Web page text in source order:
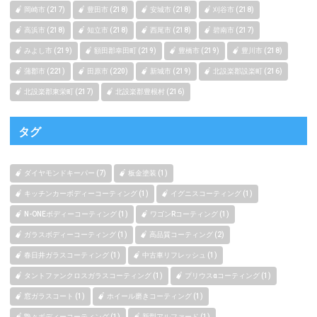
岡崎市 (217) 豊田市 (218) 安城市 (218) 刈谷市 (218)
高浜市 (218) 知立市 (218) 西尾市 (218) 碧南市 (217)
みよし市 (219) 額田郡幸田町 (219) 豊橋市 (219) 豊川市 (218)
蒲郡市 (221) 田原市 (220) 新城市 (219) 北設楽郡設楽町 (216)
北設楽郡東栄町 (217) 北設楽郡豊根村 (216)
タグ
ダイヤモンドキーパー (7) 板金塗装 (1)
キッチンカーボディーコーティング (1) イグニスコーティング (1)
N-ONEボディーコーティング (1) ワゴンRコーティング (1)
ガラスボディーコーティング (1) 高品質コーティング (2)
春日井ガラスコーティング (1) 中古車リフレッシュ (1)
タントファンクロスガラスコーティング (1) プリウスαコーティング (1)
窓ガラスコート (1) ホイール磨きコーティング (1)